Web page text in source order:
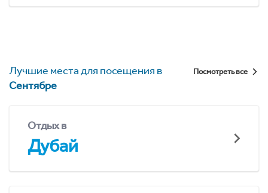
Лучшие места для посещения в
Сентябре
Посмотреть все
Отдых в
Дубай